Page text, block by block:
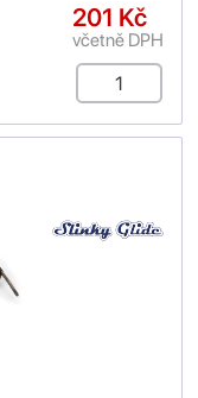
201 Kč
včetně DPH